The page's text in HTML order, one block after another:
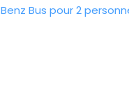
Bus pour 2